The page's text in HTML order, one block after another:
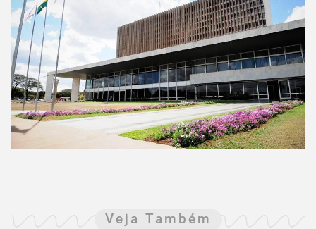
Veja Também